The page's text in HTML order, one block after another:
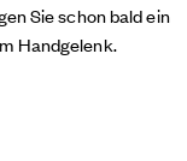
Sie schon bald ein
Handgelenk.